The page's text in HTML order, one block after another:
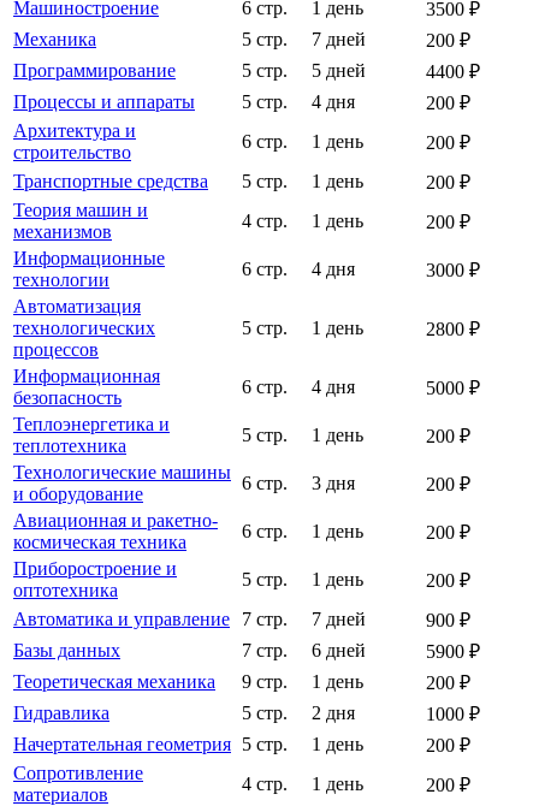
Машиностроение 6 стр. 1 день
3500 ₽
Механика
5 стр. 7 дней
200 ₽
Программирование
5 стр. 5 дней
4400 ₽
Процессы и аппараты
5 стр. 4 дня
200 ₽
Архитектура и
строительство
6 стр. 1 день
200 ₽
Транспортные средства
5 стр. 1 день
200 ₽
Теория машин и
механизмов
4 стр. 1 день
200 ₽
Информационные
технологии
6 стр. 4 дня
3000 ₽
Автоматизация
технологических
процессов
5 стр. 1 день 2800 ₽
Информационная
безопасность
6 стр. 4 дня
5000 ₽
Теплоэнергетика и
теплотехника
5 стр. 1 день
200 ₽
Технологические машины
и оборудование
6 стр. 3 дня
200 ₽
Авиационная и ракетно-
космическая техника
6 стр. 1 день
200 ₽
Приборостроение и
оптотехника
5 стр. 1 день
200 ₽
Автоматика и управление
7 стр. 7 дней
900 ₽
Базы данных
7 стр. 6 дней
5900 ₽
Теоретическая механика
9 стр. 1 день
200 ₽
Гидравлика
5 стр. 2 дня
1000 ₽
Начертательная геометрия 5 стр. 1 день
200 ₽
Сопротивление
материалов
4 стр. 1 день
200 ₽